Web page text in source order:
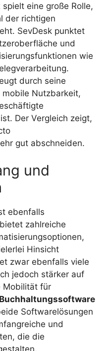
spielt eine große Rolle,
der richtigen
SevDesk punktet
und
wie
durch seine
Nutzbarkeit,
Der Vergleich zeigt,
gut abschneiden.
und
ebenfalls
zahlreiche
Hinsicht
zwar ebenfalls viele
jedoch stärker auf
Mobilität für
Buchhaltungssoftware
Softwarelösungen
und
die die